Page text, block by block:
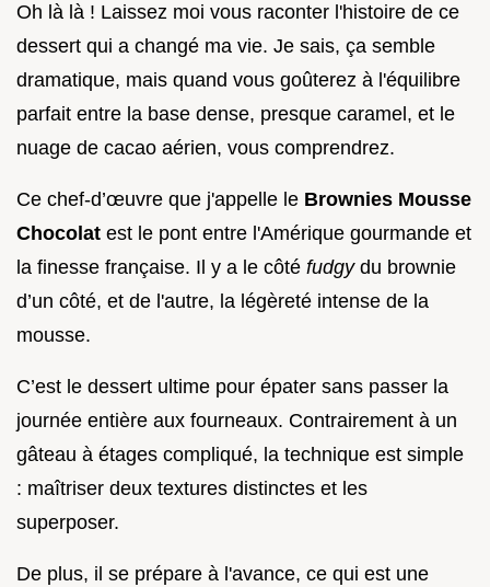
Oh là là ! Laissez moi vous raconter l'histoire de ce
dessert qui a changé ma vie. Je sais, ça semble
dramatique, mais quand vous goûterez à l'équilibre
parfait entre la base dense, presque caramel, et le
nuage de cacao aérien, vous comprendrez.
Ce chef-d’œuvre que j'appelle le Brownies Mousse
Chocolat est le pont entre l'Amérique gourmande et
la finesse française. Il y a le côté fudgy du brownie
d’un côté, et de l'autre, la légèreté intense de la
mousse.
C’est le dessert ultime pour épater sans passer la
journée entière aux fourneaux. Contrairement à un
gâteau à étages compliqué, la technique est simple
: maîtriser deux textures distinctes et les
superposer.
De plus, il se prépare à l'avance, ce qui est une